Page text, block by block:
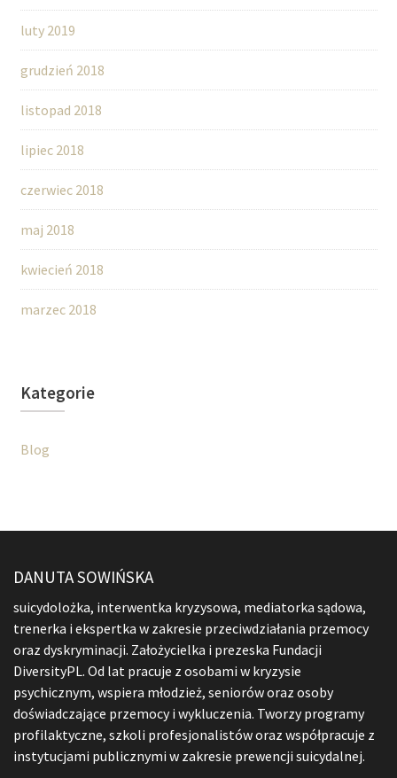
luty 2019
grudzień 2018
listopad 2018
lipiec 2018
czerwiec 2018
maj 2018
kwiecień 2018
marzec 2018
Kategorie
Blog
DANUTA SOWIŃSKA
suicydolożka, interwentka kryzysowa, mediatorka sądowa,
trenerka i ekspertka w zakresie przeciwdziałania przemocy
oraz dyskryminacji. Założycielka i prezeska Fundacji
DiversityPL. Od lat pracuje z osobami w kryzysie
psychicznym, wspiera młodzież, seniorów oraz osoby
doświadczające przemocy i wykluczenia. Tworzy programy
profilaktyczne, szkoli profesjonalistów oraz współpracuje z
instytucjami publicznymi w zakresie prewencji suicydalnej.